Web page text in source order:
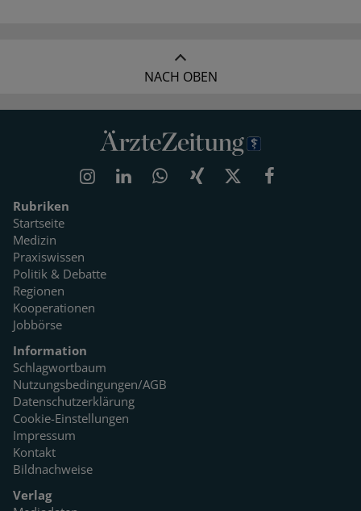
NACH OBEN
Rubriken
Startseite
Medizin
Praxiswissen
Politik & Debatte
Regionen
Kooperationen
Jobbörse
Information
Schlagwortbaum
Nutzungsbedingungen/AGB
Datenschutzerklärung
Cookie-Einstellungen
Impressum
Kontakt
Bildnachweise
Verlag